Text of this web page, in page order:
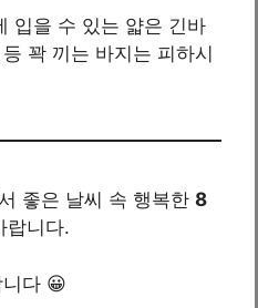
입을 수 있는 얇은 긴바
꽉 끼는 바지는 피하시
좋은 날씨 속 행복한 8
랍니다.
다 😀